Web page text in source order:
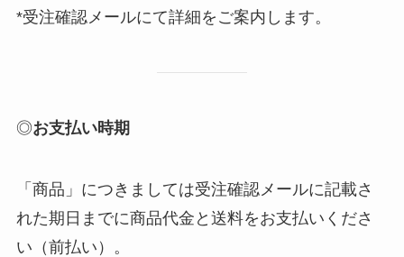
*受注確認メールにて詳細をご案内します。
◎お支払い時期
「商品」につきましては受注確認メールに記載さ
れた期日までに商品代金と送料をお支払いくださ
い（前払い）。